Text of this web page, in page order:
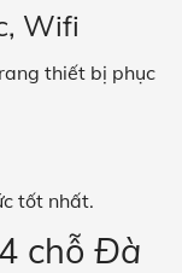
Wifi
thiết bị phục
tốt nhất.
chỗ Đà